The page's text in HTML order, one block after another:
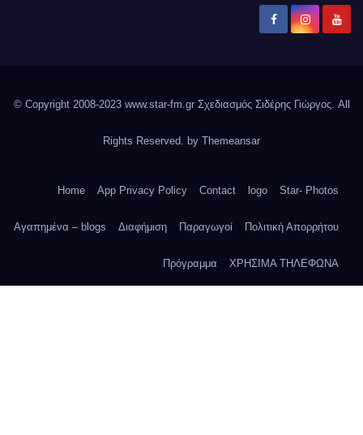
© Copyright 2008-2023 www.star-fm.gr Σχεδιασμός Σιδέρης Γιώργος. All
Rights Reserved. by Themeansar
Home App Privacy Policy Contact logo Star- Photos
Αγαπημένα – blogs Διαφήμιση Παραγωγοί Πολιτική Απορρήτου
Πρόγραμμα ΧΡΗΣΙΜΑ ΤΗΛΕΦΩΝΑ